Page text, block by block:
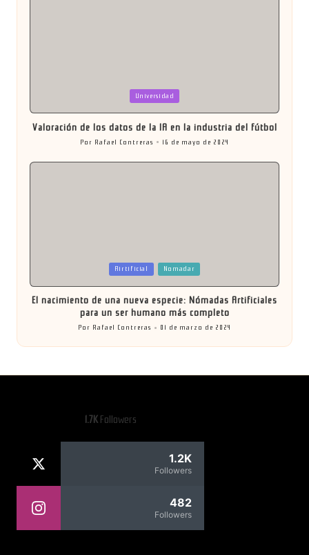
Universidad
Valoración de los datos de la IA en la industria del fútbol
por
Por Rafael Contreras 16 de mayo de 2024
Airtificial Nomadar
El nacimiento de una nueva especie: Nómadas Artificiales
para un ser humano más completo
por
Por Rafael Contreras 01 de marzo de 2024
1.7KFollowers
1.2K
Followers
482
Followers